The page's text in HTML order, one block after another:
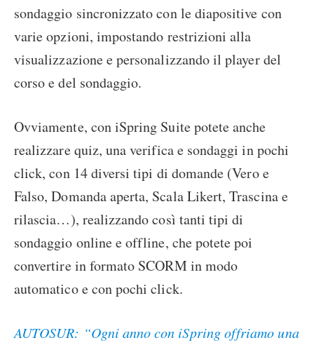
sondaggio sincronizzato con le diapositive con
varie opzioni, impostando restrizioni alla
visualizzazione e personalizzando il player del
corso e del sondaggio.
Ovviamente, con iSpring Suite potete anche
realizzare quiz, una verifica e sondaggi in pochi
click, con 14 diversi tipi di domande (Vero e
Falso, Domanda aperta, Scala Likert, Trascina e
rilascia…), realizzando così tanti tipi di
sondaggio online e offline, che potete poi
convertire in formato SCORM in modo
automatico e con pochi click.
AUTOSUR: “Ogni anno con iSpring offriamo una